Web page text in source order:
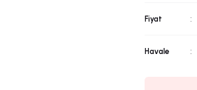
Fiyat
Havale